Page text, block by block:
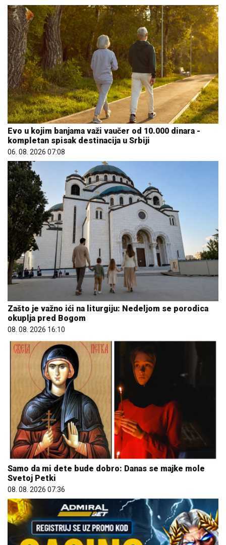
Evo u kojim banjama važi vaučer od 10.000 dinara -
kompletan spisak destinacija u Srbiji
06. 08. 2026 07:08
Zašto je važno ići na liturgiju: Nedeljom se porodica
okuplja pred Bogom
08. 08. 2026 16:10
Samo da mi dete bude dobro: Danas se majke mole
Svetoj Petki
08. 08. 2026 07:36